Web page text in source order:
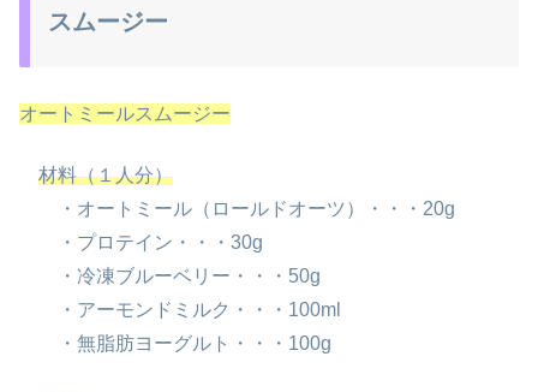
スムージー
オートミールスムージー
材料（１人分）
・オートミール（ロールドオーツ）・・・20g
・プロテイン・・・30g
・冷凍ブルーベリー・・・50g
・アーモンドミルク・・・100ml
・無脂肪ヨーグルト・・・100g